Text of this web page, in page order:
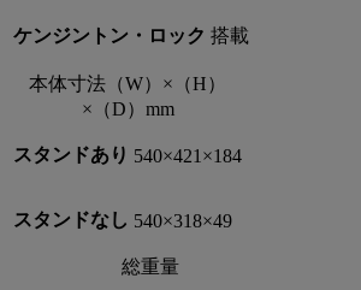
ケンジントン・ロック 搭載
本体寸法（W）×（H）
×（D）mm
スタンドあり 540×421×184
スタンドなし 540×318×49
総重量